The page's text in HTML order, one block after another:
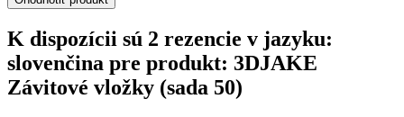
K dispozícii sú 2 rezencie v jazyku:
slovenčina pre produkt: 3DJAKE
Závitové vložky (sada 50)